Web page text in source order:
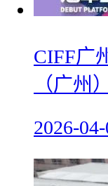
CIFF广
（广州
2026-04-